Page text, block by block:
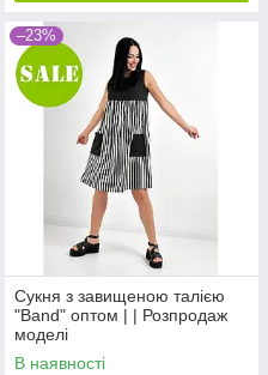
–23%
Сукня з завищеною талією
"Band" оптом | | Розпродаж
моделі
В наявності